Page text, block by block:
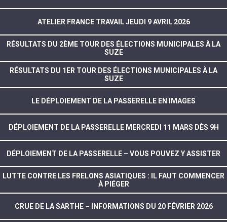
ATELIER FRANCE TRAVAIL JEUDI 9 AVRIL 2026
RÉSULTATS DU 2ÈME TOUR DES ÉLECTIONS MUNICIPALES À LA
SUZE
RÉSULTATS DU 1ER TOUR DES ÉLECTIONS MUNICIPALES À LA
SUZE
LE DÉPLOIEMENT DE LA PASSERELLE EN IMAGES
DÉPLOIEMENT DE LA PASSERELLE MERCREDI 11 MARS DÈS 9H
DÉPLOIEMENT DE LA PASSERELLE – VOUS POUVEZ Y ASSISTER
LUTTE CONTRE LES FRELONS ASIATIQUES : IL FAUT COMMENCER
À PIÉGER
CRUE DE LA SARTHE – INFORMATIONS DU 20 FÉVRIER 2026